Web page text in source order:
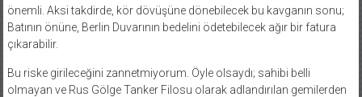
önemli. Aksi takdirde, kör dövüşüne dönebilecek bu kavganın sonu;
Batının önüne, Berlin Duvarının bedelini ödetebilecek ağır bir fatura
çıkarabilir.
Bu riske girileceğini zannetmiyorum. Öyle olsaydı; sahibi belli
olmayan ve Rus Gölge Tanker Filosu olarak adlandırılan gemilerden